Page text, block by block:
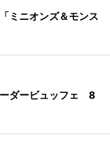
ミニオンズ＆モンス
ーダービュッフェ 8